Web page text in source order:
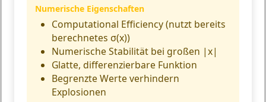
Numerische Eigenschaften
Computational Efficiency (nutzt bereits
berechnetes σ(x))
Numerische Stabilität bei großen |x|
Glatte, differenzierbare Funktion
Begrenzte Werte verhindern
Explosionen